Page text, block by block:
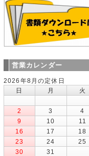
営業カレンダー
2026年8月の定休日
日
月 火
2
3 4
9
10 11
16
17 18
23
24 25
30
31